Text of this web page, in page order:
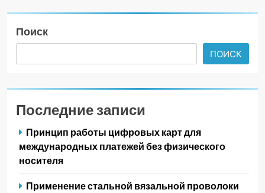
Поиск
ПОИСК
Последние записи
Принцип работы цифровых карт для
международных платежей без физического
носителя
Применение стальной вязальной проволоки